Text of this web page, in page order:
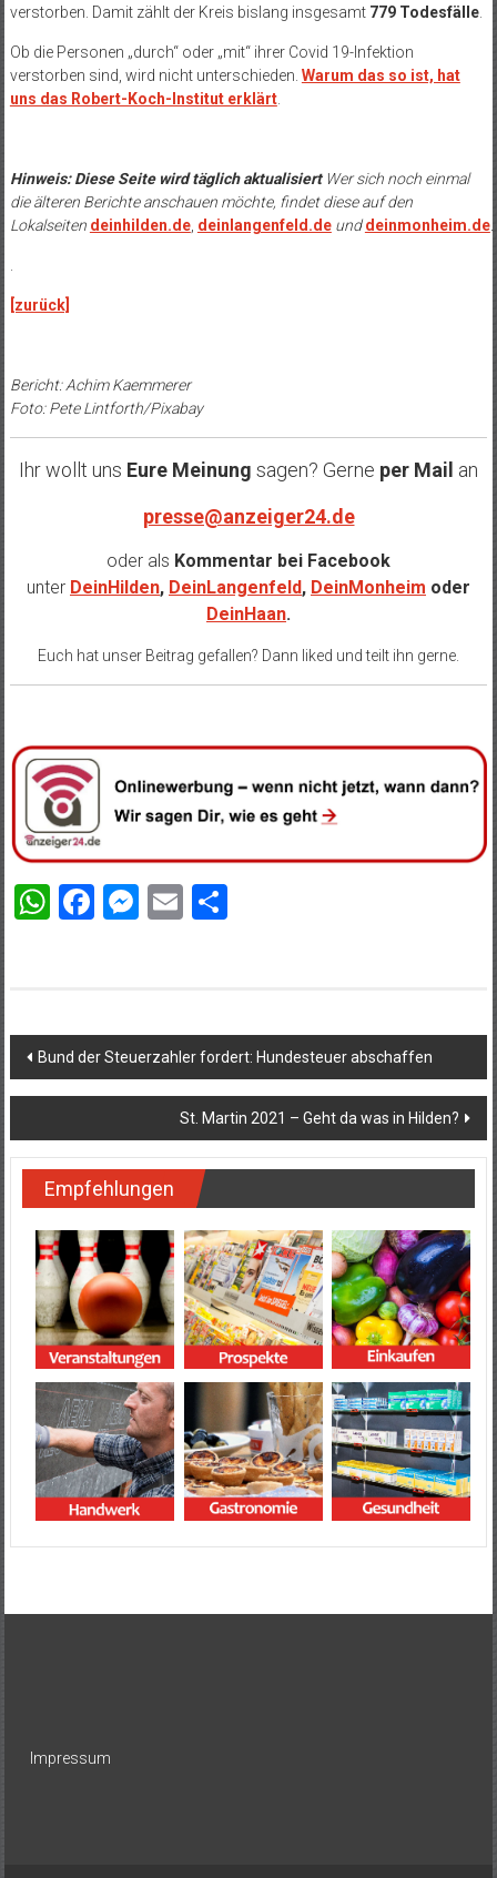
verstorben. Damit zählt der Kreis bislang insgesamt 779 Todesfälle.
Ob die Personen „durch“ oder „mit“ ihrer Covid 19-Infektion
verstorben sind, wird nicht unterschieden. Warum das so ist, hat
uns das Robert-Koch-Institut erklärt.
Hinweis: Diese Seite wird täglich aktualisiert Wer sich noch einmal
die älteren Berichte anschauen möchte, findet diese auf den
Lokalseiten deinhilden.de, deinlangenfeld.deunddeinmonheim.de.
.
[zurück]
Bericht: Achim Kaemmerer
Foto: Pete Lintforth/Pixabay
Ihr wollt uns Eure Meinung sagen? Gerne per Mail an
presse@anzeiger24.de
oder als Kommentar bei Facebook
unter DeinHilden, DeinLangenfeld, DeinMonheim oder
DeinHaan.
Euch hat unser Beitrag gefallen? Dann liked und teilt ihn gerne.
WhatsApp
Facebook
Messenger
EmailTeilen
Beitragsnavigation
Bund der Steuerzahler fordert: Hundesteuer abschaffen
St. Martin 2021 – Geht da was in Hilden?
Empfehlungen
Impressum